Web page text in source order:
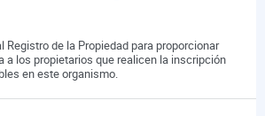
Registro de la Propiedad para proporcionar
a los propietarios que realicen la inscripción
en este organismo.